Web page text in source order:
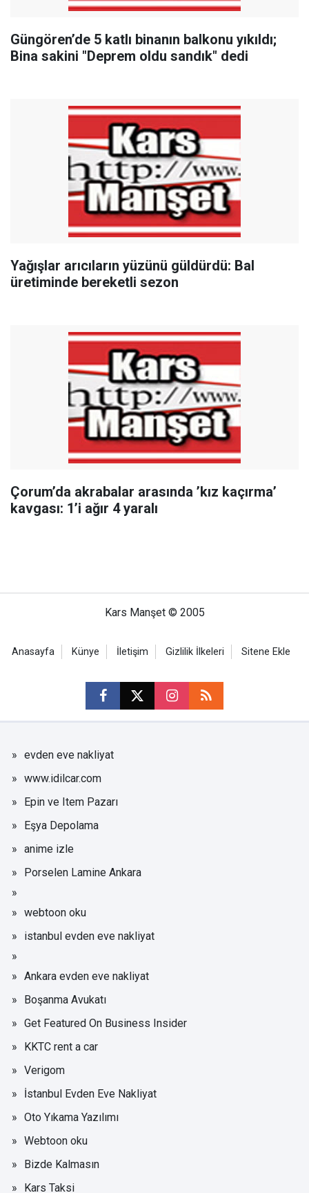
Güngören’de 5 katlı binanın balkonu yıkıldı;
Bina sakini "Deprem oldu sandık" dedi
Yağışlar arıcıların yüzünü güldürdü: Bal
üretiminde bereketli sezon
Çorum’da akrabalar arasında ’kız kaçırma’
kavgası: 1’i ağır 4 yaralı
Kars Manşet © 2005
Anasayfa Künye İletişim Gizlilik İlkeleri Sitene Ekle
evden eve nakliyat
www.idilcar.com
Epin ve Item Pazarı
Eşya Depolama
anime izle
Porselen Lamine Ankara
webtoon oku
istanbul evden eve nakliyat
Ankara evden eve nakliyat
Boşanma Avukatı
Get Featured On Business Insider
KKTC rent a car
Verigom
İstanbul Evden Eve Nakliyat
Oto Yıkama Yazılımı
Webtoon oku
Bizde Kalmasın
Kars Taksi